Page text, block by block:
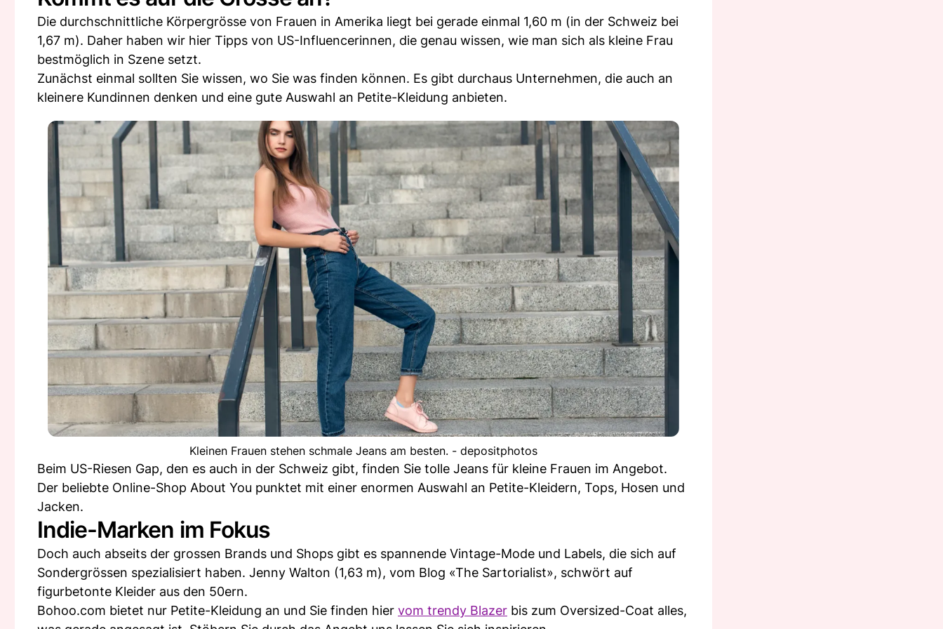
Die durchschnittliche Körpergrösse von Frauen in Amerika liegt bei gerade einmal 1,60 m (in der Schweiz bei
1,67 m). Daher haben wir hier Tipps von US-Influencerinnen, die genau wissen, wie man sich als kleine Frau
bestmöglich in Szene setzt.
Zunächst einmal sollten Sie wissen, wo Sie was finden können. Es gibt durchaus Unternehmen, die auch an
kleinere Kundinnen denken und eine gute Auswahl an Petite-Kleidung anbieten.
Kleinen Frauen stehen schmale Jeans am besten. - depositphotos
Beim US-Riesen Gap, den es auch in der Schweiz gibt, finden Sie tolle Jeans für kleine Frauen im Angebot.
Der beliebte Online-Shop About You punktet mit einer enormen Auswahl an Petite-Kleidern, Tops, Hosen und
Jacken.
Indie-Marken im Fokus
Doch auch abseits der grossen Brands und Shops gibt es spannende Vintage-Mode und Labels, die sich auf
Sondergrössen spezialisiert haben. Jenny Walton (1,63 m), vom Blog «The Sartorialist», schwört auf
figurbetonte Kleider aus den 50ern.
Bohoo.com bietet nur Petite-Kleidung an und Sie finden hier vom trendy Blazer bis zum Oversized-Coat alles,